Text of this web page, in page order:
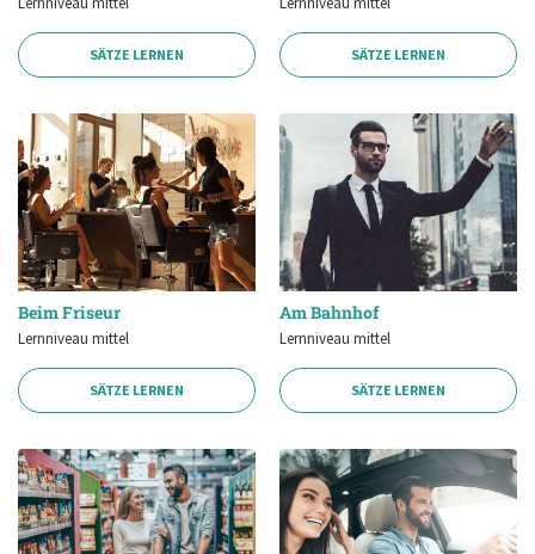
SÄTZE LERNEN SÄTZE LERNEN
Beim Friseur
Lernniveau mittel
SÄTZE LERNEN
Am Bahnhof
Lernniveau mittel
SÄTZE LERNEN